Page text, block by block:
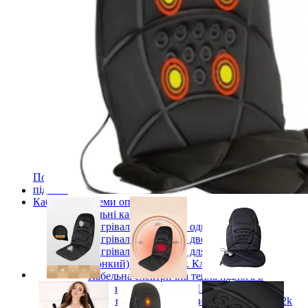
Готові комплекти теплої інфрачервоної плівкової
підлоги
Комплекти для монтажу теплої підлоги
Monocrystal під будь-які покриття
Комплекти для монтажу теплої підлоги
Monocrystal під плитку
Комплекти для монтажу теплої підлоги
Monocrystal (з терморегулятором) під будь-які
покриття
Комплекти для монтажу теплої підлоги
Monocrystal (з терморегулятором) під плитку
Терморегулятори для теплої підлоги
Комплектуючі для монтажу теплої електричної
підлоги
Показати усі Інфрачервона електрична плівкова тепла
підлога
Кабельні системи опалення
Нагрівальні кабелі
Нагрівальний кабель одножильний
Нагрівальний кабель двожильний
Нагрівальний кабель для теплої підлоги
(тонкий). Під плитку. Клас М 1
Кабельна електрична тепла підлога в
бетонну стяжку Клас М 2
Вуглецевий нагрівальний кабель 33Ом 12k